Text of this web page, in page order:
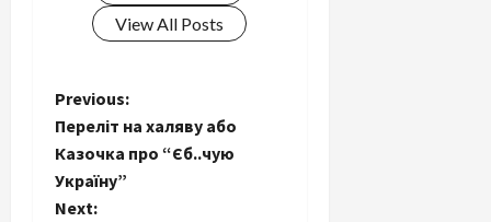
View All Posts
P
o
s
Previous:
Переліт на халяву або
Казочка про “Єб..чую
Україну”
Next: